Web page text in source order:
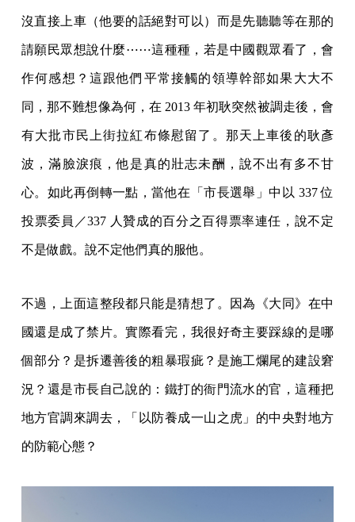
沒直接上車（他要的話絕對可以）而是先聽聽等在那的
請願民眾想說什麼⋯⋯這種種，若是中國觀眾看了，會
作何感想？這跟他們平常接觸的領導幹部如果大大不
同，那不難想像為何，在 2013 年初耿突然被調走後，會
有大批市民上街拉紅布條慰留了。那天上車後的耿彥
波，滿臉淚痕，他是真的壯志未酬，說不出有多不甘
心。如此再倒轉一點，當他在「市長選舉」中以 337 位
投票委員／337 人贊成的百分之百得票率連任，說不定
不是做戲。說不定他們真的服他。
不過，上面這整段都只能是猜想了。因為《大同》在中
國還是成了禁片。實際看完，我很好奇主要踩線的是哪
個部分？是拆遷善後的粗暴瑕疵？是施工爛尾的建設窘
況？還是市長自己說的：鐵打的衙門流水的官，這種把
地方官調來調去，「以防養成一山之虎」的中央對地方
的防範心態？